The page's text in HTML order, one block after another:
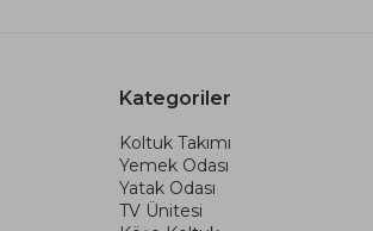
Kategoriler
Koltuk Takımı
Yemek Odası
Yatak Odası
TV Ünitesi